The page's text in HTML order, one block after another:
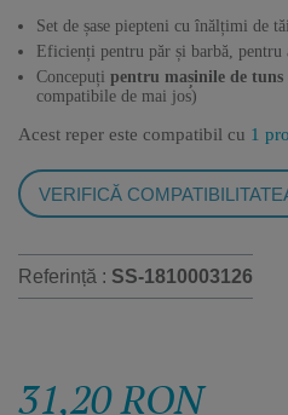
Set de șase piepteni cu înălțimi de
Eficienți pentru păr și barbă,
Concepuți pentru mașinile de tuns
compatibile de mai jos)
Acest reper este compatibil cu 1
VERIFICĂ
Referință : SS-1810003126
31,20 RON